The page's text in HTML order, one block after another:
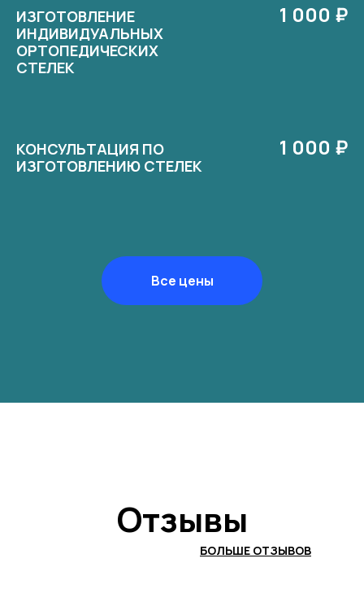
ИЗГОТОВЛЕНИЕ
ИНДИВИДУАЛЬНЫХ
ОРТОПЕДИЧЕСКИХ
СТЕЛЕК
1 000 ₽
КОНСУЛЬТАЦИЯ ПО
ИЗГОТОВЛЕНИЮ СТЕЛЕК
1 000 ₽
Все цены
Отзывы
БОЛЬШЕ ОТЗЫВОВ